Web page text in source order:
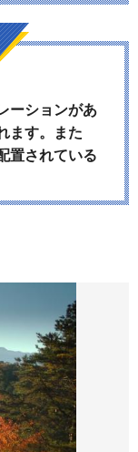
ーションがあ
ます。また
置されている